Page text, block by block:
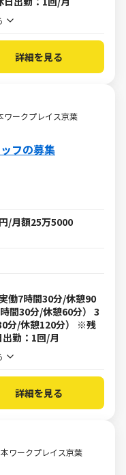
詳細を見る
ークプレイス京葉
フの募集
/月額25万5000
働7時間30分/休憩90
間30分/休憩60分） 3
分/休憩120分） ※残
勤：1回/月
詳細を見る
ワークプレイス京葉